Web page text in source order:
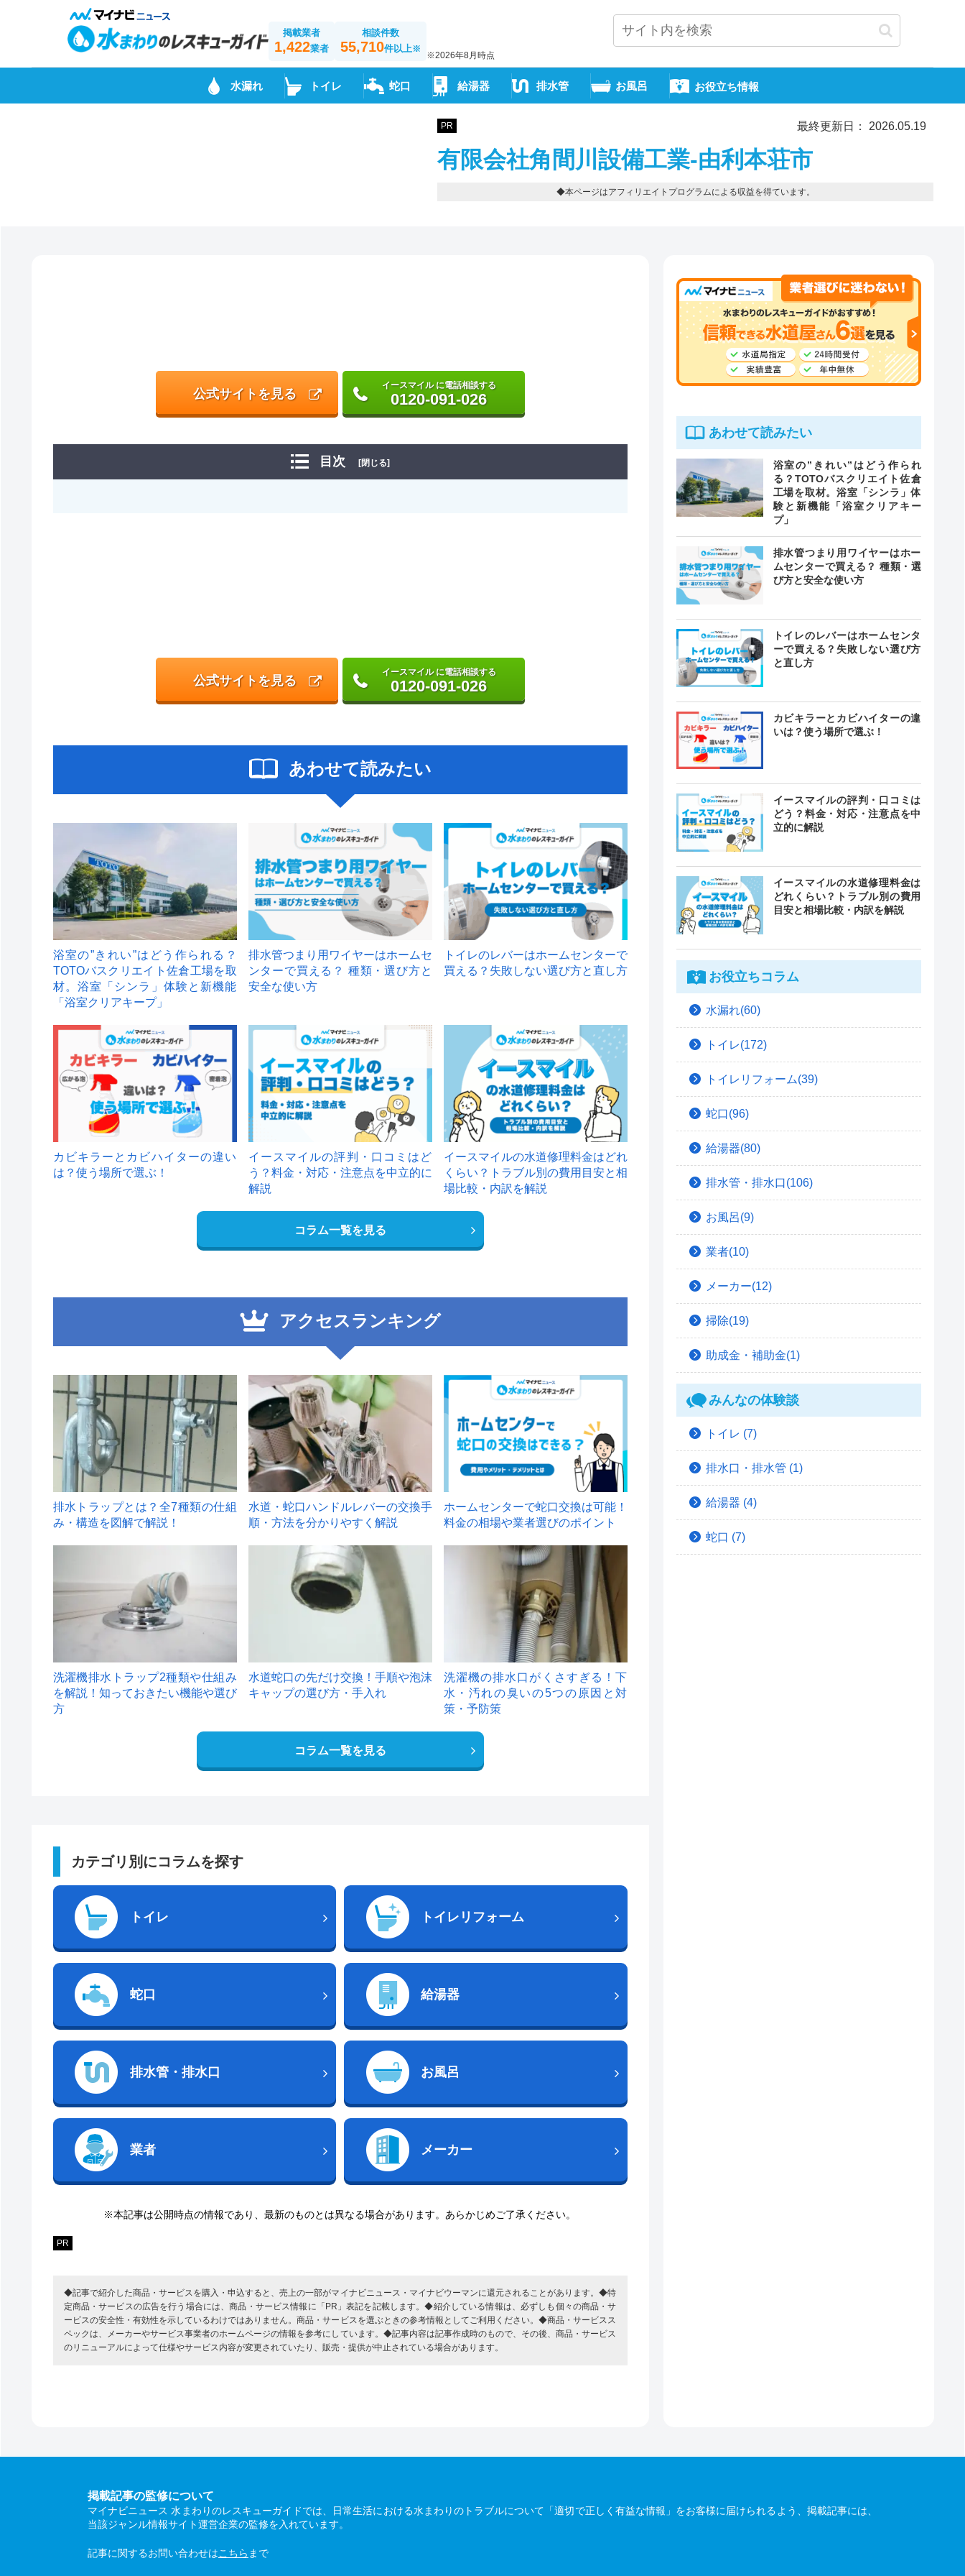
掲載業者
1,422業者
相談件数
55,710件以上※
※2026年8月時点
水漏れ トイレ 蛇口 給湯器 排水管 お風呂 お役立ち情報
PR 最終更新日： 2026.05.19
有限会社角間川設備工業-由利本荘市
◆本ページはアフィリエイトプログラムによる収益を得ています。
公式サイトを見る
イースマイル に電話相談する
0120-091-026
目次 [閉じる]
公式サイトを見る
イースマイル に電話相談する
0120-091-026
あわせて読みたい
浴室の”きれい”はどう作られる？
TOTOバスクリエイト佐倉工場を取
材。浴室「シンラ」体験と新機能
「浴室クリアキープ」
排水管つまり用ワイヤーはホームセ
ンターで買える？ 種類・選び方と
安全な使い方
トイレのレバーはホームセンターで
買える？失敗しない選び方と直し方
カビキラーとカビハイターの違い
は？使う場所で選ぶ！
イースマイルの評判・口コミはど
う？料金・対応・注意点を中立的に
解説
イースマイルの水道修理料金はどれ
くらい？トラブル別の費用目安と相
場比較・内訳を解説
コラム一覧を見る
アクセスランキング
1
排水トラップとは？全7種類の仕組
み・構造を図解で解説！
2
水道・蛇口ハンドルレバーの交換手
順・方法を分かりやすく解説
ホームセンターで蛇口交換は可能！
料金の相場や業者選びのポイント
洗濯機排水トラップ2種類や仕組み
を解説！知っておきたい機能や選び
方
水道蛇口の先だけ交換！手順や泡沫
キャップの選び方・手入れ
洗濯機の排水口がくさすぎる！下
水・汚れの臭いの5つの原因と対
策・予防策
コラム一覧を見る
カテゴリ別にコラムを探す
トイレ トイレリフォーム
蛇口 給湯器
排水管・排水口 お風呂
業者 メーカー
※本記事は公開時点の情報であり、最新のものとは異なる場合があります。あらかじめご了承ください。
PR
◆記事で紹介した商品・サービスを購入・申込すると、売上の一部がマイナビニュース・マイナビウーマンに還元されることがあります。◆特
定商品・サービスの広告を行う場合には、商品・サービス情報に「PR」表記を記載します。◆紹介している情報は、必ずしも個々の商品・サ
ービスの安全性・有効性を示しているわけではありません。商品・サービスを選ぶときの参考情報としてご利用ください。◆商品・サービスス
ペックは、メーカーやサービス事業者のホームページの情報を参考にしています。◆記事内容は記事作成時のもので、その後、商品・サービス
のリニューアルによって仕様やサービス内容が変更されていたり、販売・提供が中止されている場合があります。
あわせて読みたい
浴室の”きれい”はどう作られ
る？TOTOバスクリエイト佐倉
工場を取材。浴室「シンラ」体
験と新機能「浴室クリアキー
プ」
排水管つまり用ワイヤーはホー
ムセンターで買える？ 種類・選
び方と安全な使い方
トイレのレバーはホームセンタ
ーで買える？失敗しない選び方
と直し方
カビキラーとカビハイターの違
いは？使う場所で選ぶ！
イースマイルの評判・口コミは
どう？料金・対応・注意点を中
立的に解説
イースマイルの水道修理料金は
どれくらい？トラブル別の費用
目安と相場比較・内訳を解説
お役立ちコラム
水漏れ(60)
トイレ(172)
トイレリフォーム(39)
蛇口(96)
給湯器(80)
排水管・排水口(106)
お風呂(9)
業者(10)
メーカー(12)
掃除(19)
助成金・補助金(1)
みんなの体験談
トイレ (7)
排水口・排水管 (1)
給湯器 (4)
蛇口 (7)
掲載記事の監修について
マイナビニュース 水まわりのレスキューガイドでは、日常生活における水まわりのトラブルについて「適切で正しく有益な情報」をお客様に届けられるよう、掲載記事には、
当該ジャンル情報サイト運営企業の監修を入れています。
記事に関するお問い合わせはこちら まで